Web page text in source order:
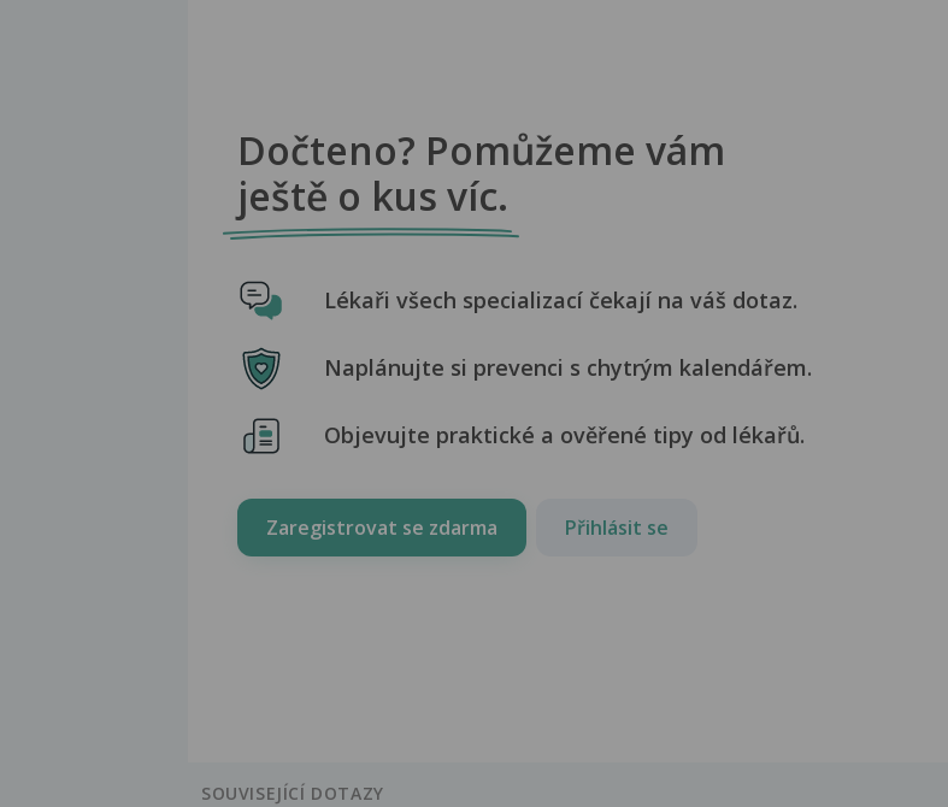
Dočteno? Pomůžeme vám
ještě o kus víc.
Lékaři všech specializací čekají na váš dotaz.
Naplánujte si prevenci s chytrým kalendářem.
Objevujte praktické a ověřené tipy od lékařů.
Zaregistrovat se zdarma Přihlásit se
SOUVISEJÍCÍ DOTAZY